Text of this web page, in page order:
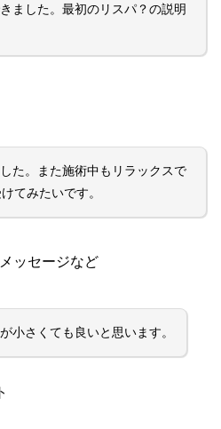
ました。最初のリスパ？の説明
た。また施術中もリラックスで
てみたいです。
ッセージなど
小さくても良いと思います。